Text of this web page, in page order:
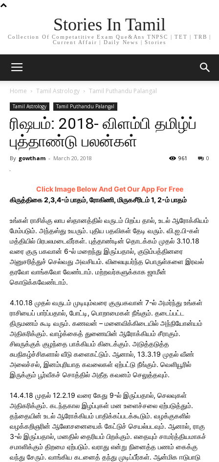
Stories In Tamil
Collection Of Competatitive Exam Que&Ans TNPSC | TET | TRB |
Current Affair | Daily News | Stories
Home Tamil Astrology Tamil Puthandu Palangal
Tamil Astrology Tamil Puthandu Palangal
ரிஷபம்: 2018- விளம்பி தமிழ்ப்
புத்தாண்டு பலன்கள்
By gowtham - March 20, 2018 0
961
Click Image Below And Get Our App For Free
கிருத்திகை 2,3,4-ம் பாதம், ரோகிணி, மிருகசீரிடம் 1, 2-ம் பாதம்
உங்கள் ராசிக்கு லாப ஸ்தானத்தில் வருடம் பிறப்ப தால், உடல் ஆரோக்கியம்
மேம்படும். அந்தஸ்து உயரும். புதிய பதவிகள் தேடி வரும். வி.ஐ.பி-கள்
மத்தியில் பிரபலமடைவீர்கள். புத்தாண்டின் தொடக்கம் முதல் 3.10.18
வரை குரு பகவான் 6-ல் மறைந்து இருப்பதால், குடும்பத்தினரை
அனுசரித்துச் செல்வது அவசியம். விலையுயர்ந்த பொருள்களை இரவல்
தரவோ வாங்கவோ வேண்டாம். மற்றவர்களுக்காக ஜாமீன்
கொடுக்கவேண்டாம்.
4.10.18 முதல் வருடம் முடியும்வரை குருபகவான் 7-ல் அமர்ந்து உங்கள்
ராசியைப் பார்ப்பதால், போட்டி, பொறாமைகள் நீங்கும். தடைப்பட்ட
திருமணம் கூடி வரும். கணவன் – மனைவிக்கிடையில் அந்நியோன்யம்
அதிகரிக்கும். வாழ்க்கைத் துணையின் ஆரோக்கியம் சீராகும்.
சிலருக்குக் குழந்தை பாக்கியம் கிடைக்கும். அடுத்தடுத்த
சுபநிகழ்ச்சிகளால் வீடு களைகட்டும். ஆனால், 13.3.19 முதல் வீண்
அலைச்சல், இனம்புரியாத கவலைகள் ஏற்பட்டு நீங்கும். வெளியூரில்
இருக்கும் பூர்வீகச் சொத்தில் அதீத கவனம் செலுத்தவும்.
14.4.18 முதல் 12.2.19 வரை கேது 9-ல் இருப்பதால், செலவுகள்
அதிகரிக்கும். கடந்தகால இழப்புகள் மன உளைச்சலை ஏற்படுத்தும்.
தந்தையின் உடல் ஆரோக்கியம் பாதிக்கப்படக்கூடும். வழக்குகளில்
வழக்கறிஞரின் ஆலோசனையைக் கேட்டுச் செயல்படவும். ஆனால், ராகு
3-ல் இருப்பதால், மனதில் தைரியம் பிறக்கும். எதையும் சாமர்த்தியமாகச்
சமாளிக்கும் திறமை ஏற்படும். வராது என்று நினைத்த பணம் கைக்கு
வந்து சேரும். வாங்கிய கடனைத் தந்து முடிப்பீர்கள். ஆன்மிக ஈடுபாடு